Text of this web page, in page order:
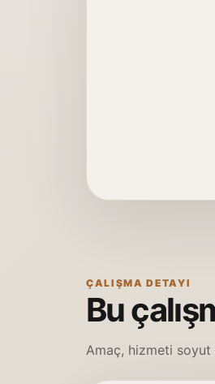
ÇALIŞMA DETAYI
Bu
Amaç, hizmeti soyut